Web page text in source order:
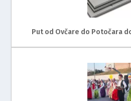
Put od Ovčare do Potočara